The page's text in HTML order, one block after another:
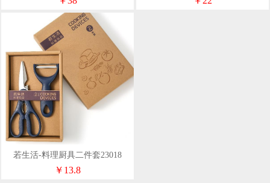
若生活-料理厨具二件套23018
￥13.8